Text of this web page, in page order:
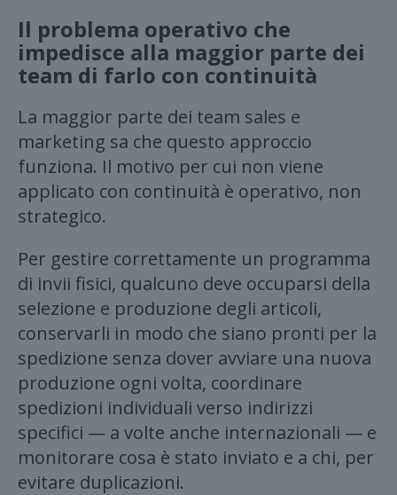
Il problema operativo che
impedisce alla maggior parte dei
team di farlo con continuità
La maggior parte dei team sales e
marketing sa che questo approccio
funziona. Il motivo per cui non viene
applicato con continuità è operativo, non
strategico.
Per gestire correttamente un programma
di invii fisici, qualcuno deve occuparsi della
selezione e produzione degli articoli,
conservarli in modo che siano pronti per la
spedizione senza dover avviare una nuova
produzione ogni volta, coordinare
spedizioni individuali verso indirizzi
specifici — a volte anche internazionali — e
monitorare cosa è stato inviato e a chi, per
evitare duplicazioni.